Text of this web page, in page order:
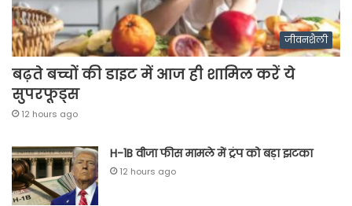
जीवनशैली
बढ़ते बच्चों की डाइट में आज ही शामिल करें ये
सुपरफूड्स
12 hours ago
H-1B वीजा फीस मामले में ट्रंप को बड़ा झटका
12 hours ago